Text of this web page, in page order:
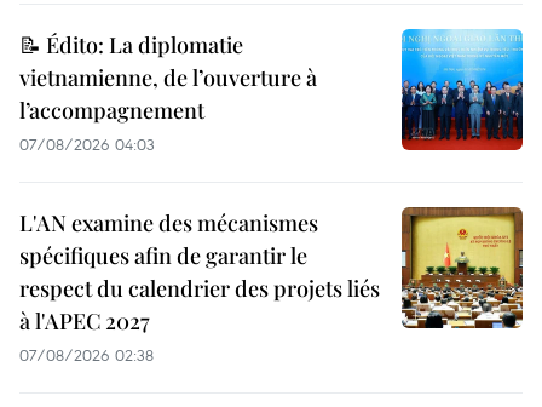
📝 Édito: La diplomatie
vietnamienne, de l’ouverture à
l’accompagnement
07/08/2026 04:03
L'AN examine des mécanismes
spécifiques afin de garantir le
respect du calendrier des projets liés
à l'APEC 2027
07/08/2026 02:38